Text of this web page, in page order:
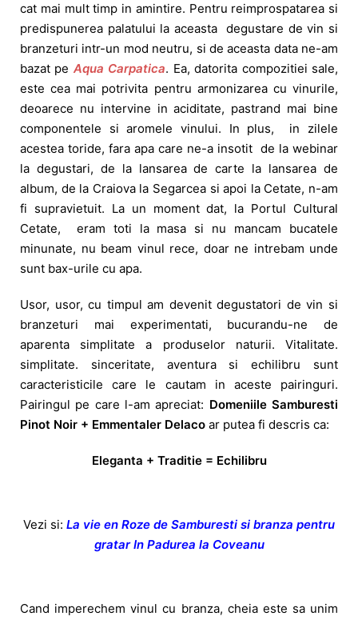
cat mai mult timp in amintire. Pentru reimprospatarea si
predispunerea palatului la aceasta degustare de vin si
branzeturi intr-un mod neutru, si de aceasta data ne-am
bazat pe Aqua Carpatica. Ea, datorita compozitiei sale,
este cea mai potrivita pentru armonizarea cu vinurile,
deoarece nu intervine in aciditate, pastrand mai bine
componentele si aromele vinului. In plus, in zilele
acestea toride, fara apa care ne-a insotit de la webinar
la degustari, de la lansarea de carte la lansarea de
album, de la Craiova la Segarcea si apoi la Cetate, n-am
fi supravietuit. La un moment dat, la Portul Cultural
Cetate, eram toti la masa si nu mancam bucatele
minunate, nu beam vinul rece, doar ne intrebam unde
sunt bax-urile cu apa.
Usor, usor, cu timpul am devenit degustatori de vin si
branzeturi mai experimentati, bucurandu-ne de
aparenta simplitate a produselor naturii. Vitalitate.
simplitate. sinceritate, aventura si echilibru sunt
caracteristicile care le cautam in aceste pairinguri.
Pairingul pe care l-am apreciat: Domeniile Samburesti
Pinot Noir + Emmentaler Delaco ar putea fi descris ca:
Eleganta + Traditie = Echilibru
Vezi si: La vie en Roze de Samburesti si branza pentru
gratar In Padurea la Coveanu
Cand imperechem vinul cu branza, cheia este sa unim